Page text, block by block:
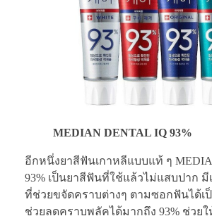
MEDIAN DENTAL IQ 93%
อีกหนึ่งยาสีฟันเกาหลีแบบแท้ ๆ
93% เป็นยาสีฟันที่ใช้แล้วไม่แสบปาก มี
ที่ช่วยขจัดคราบต่างๆ ตามซอกฟันได้เ
ช่วยลดคราบพลัคได้มากถึง 93% ช่วย